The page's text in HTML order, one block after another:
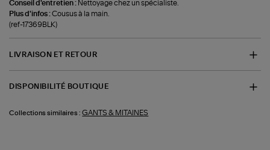
Conseil d'entretien : Nettoyage chez un spécialiste.
Plus d'infos :Cousus à la main.
(ref-17369BLK)
LIVRAISON ET RETOUR
DISPONIBILITÉ BOUTIQUE
Collections similaires : GANTS & MITAINES